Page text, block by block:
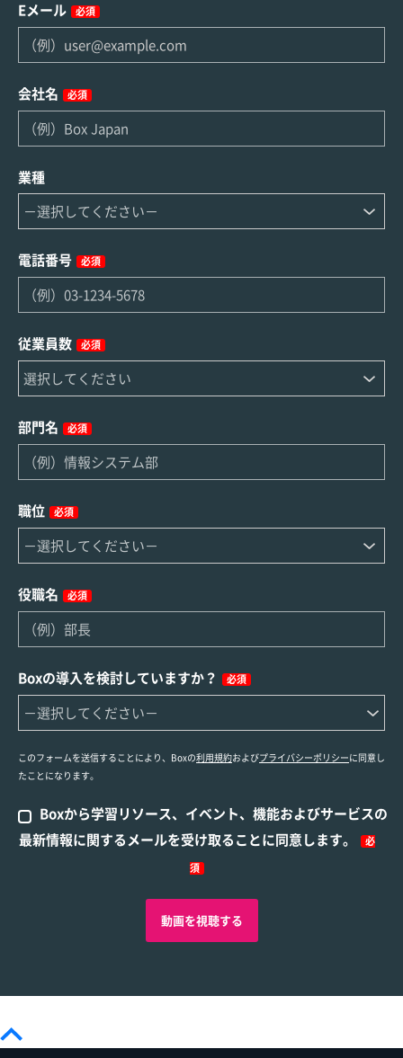
Eメール 必須
会社名 必須
業種
電話番号 必須
従業員数 必須
部門名 必須
職位 必須
役職名 必須
Boxの導入を検討していますか？ 必須
このフォームを送信することにより、Boxの利用規約およびプライバシーポリシーに同意し
たことになります。
Boxから学習リソース、イベント、機能およびサービスの
最新情報に関するメールを受け取ることに同意します。
必
須